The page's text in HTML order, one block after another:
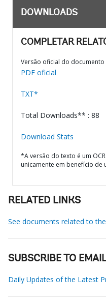
DOWNLOADS
COMPLETAR
Versão oficial do
PDF oficial
TXT*
Total Downloads** : 88
Download Stats
*A versão do texto é um
unicamente em benefício de
RELATED LINKS
See documents related to
SUBSCRIBE TO
Daily Updates of the Latest